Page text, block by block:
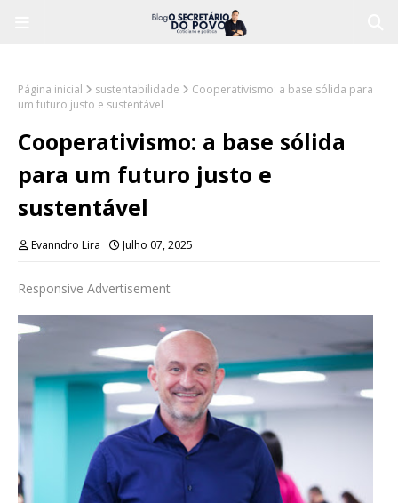
Página inicial sustentabilidade
Cooperativismo: a base sólida para
um futuro justo e sustentável
Cooperativismo: a base sólida
para um futuro justo e
sustentável
Evanndro Lira Julho 07, 2025
Responsive Advertisement